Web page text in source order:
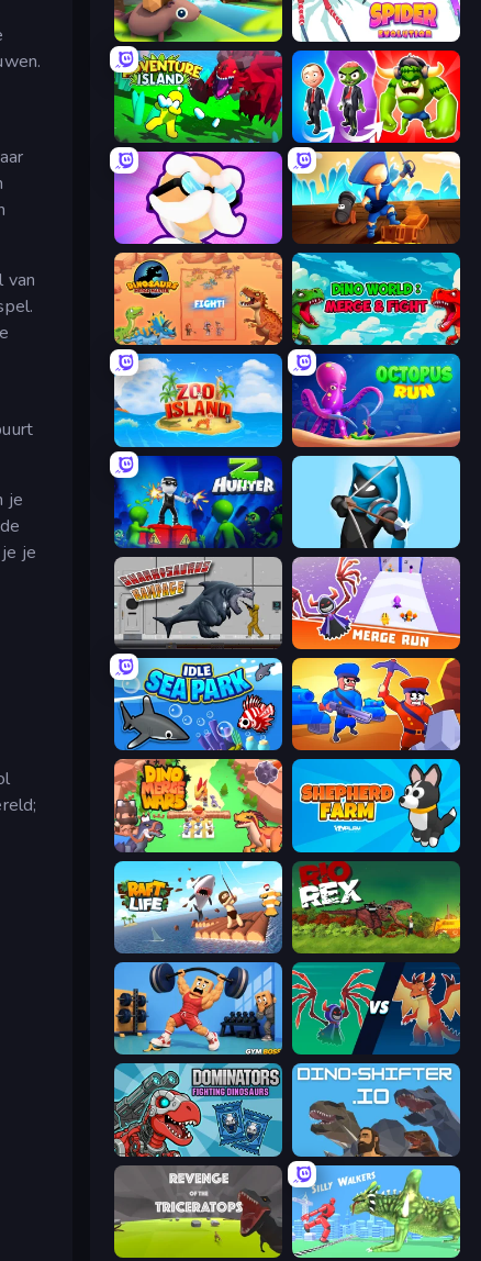
van
je
je
Beaver Builder Spider Evolution: Runner Game
Adventure Island 2D Infection Town of Zombies
Mutant Idle Captains Idle
Dinosaurs Merge Master Dino World: Merge & Fight
Zoo Island OctopusRun
Z Hunter
Sharkosaurus Rampage Merge Run
Idle Sea Park Craft and Battle
Dino Merge Wars Shepherd Farm
Raft Life Rio Rex
Gym Boss Monster Battle
Dominators: Fighting Dinosaurs DinoShifter.io
Revenge of the Triceratops Silly Walkers